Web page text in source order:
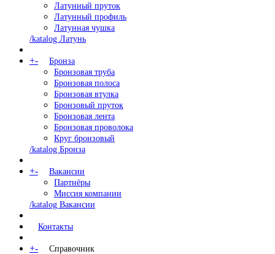
Латунный пруток
Латунный профиль
Латунная чушка
/katalog Латунь
+-
Бронза
Бронзовая труба
Бронзовая полоса
Бронзовая втулка
Бронзовый пруток
Бронзовая лента
Бронзовая проволока
Круг бронзовый
/katalog Бронза
+-
Вакансии
Партнёры
Миссия компании
/katalog Вакансии
Контакты
+-
Справочник